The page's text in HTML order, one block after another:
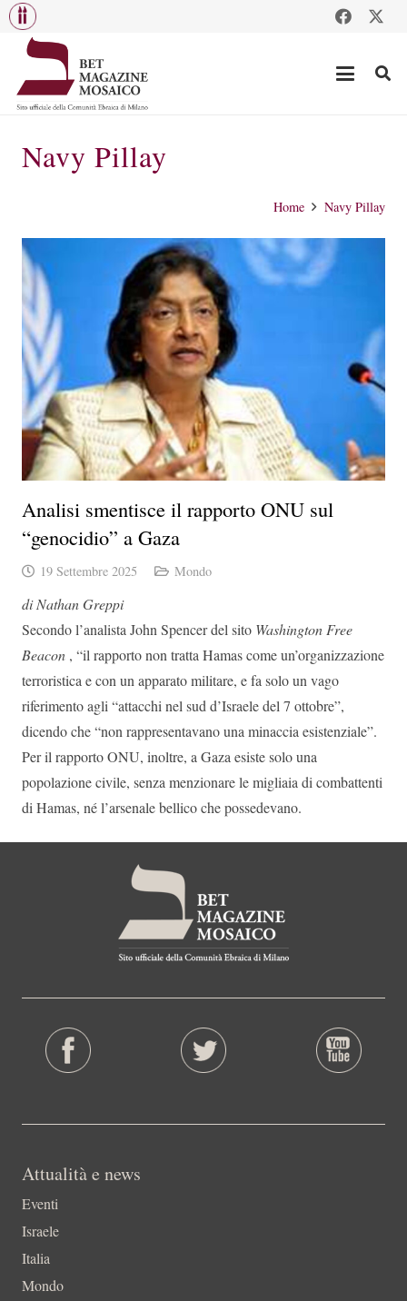
Navy Pillay
Home Navy Pillay
Analisi smentisce il rapporto ONU sul
“genocidio” a Gaza
19 Settembre 2025 Mondo
di Nathan Greppi
Secondo l’analista John Spencer del sito Washington Free
Beacon , “il rapporto non tratta Hamas come un’organizzazione
terroristica e con un apparato militare, e fa solo un vago
riferimento agli “attacchi nel sud d’Israele del 7 ottobre”,
dicendo che “non rappresentavano una minaccia esistenziale”.
Per il rapporto ONU, inoltre, a Gaza esiste solo una
popolazione civile, senza menzionare le migliaia di combattenti
di Hamas, né l’arsenale bellico che possedevano.
Attualità e news
Eventi
Israele
Italia
Mondo